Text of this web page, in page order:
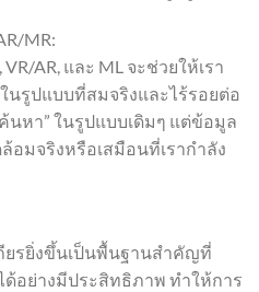
MR:
AR, และ ML จะช่วยให้เรา
รูปแบบที่สมจริงและไร้รอยต่อ
นหา” ในรูปแบบเดิมๆ แต่ข้อมูล
มจริงหรือเสมือนที่เรากำลัง
ยรยิ่งขึ้นเป็นพื้นฐานสำคัญที่
ด้อย่างมีประสิทธิภาพ ทำให้การ